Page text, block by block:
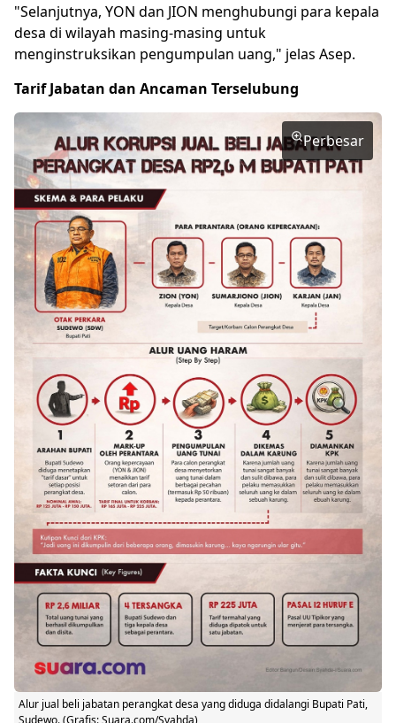
"Selanjutnya, YON dan JION menghubungi para kepala
desa di wilayah masing-masing untuk
menginstruksikan pengumpulan uang," jelas Asep.
Tarif Jabatan dan Ancaman Terselubung
Perbesar
Alur jual beli jabatan perangkat desa yang diduga didalangi Bupati Pati,
Sudewo. (Grafis: Suara.com/Syahda)